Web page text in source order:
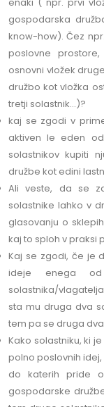
gospodarska
know-how). Čez
poslovne
osnovni vložek
družbo kot vložka
tretji solastnik…)?
kaj se zgodi v
aktiven le eden
solastnikov kupiti
družbe kot edini
Ali veste, da se
solastnike lahko v
glasovanju o
kaj to sploh v praksi
Kaj se zgodi, če je
ideje enega
solastnika/
sta mu druga dva
tem pa se druga
Kako solastniku, ki
polno poslovnih
do katerih pride
gospodarske